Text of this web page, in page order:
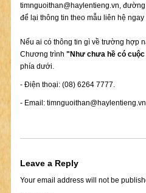
timnguoithan@haylentieng.vn ,
để lại thông tin theo mẫu liên hệ
Nếu ai có thông tin gì về trường hợp
Chương trình "Như chưa hề có
phía dưới.
- Điện thoại: (08) 6264 7777.
- Email: timnguoithan@haylentieng.vn
Leave a Reply
Your email address will not be